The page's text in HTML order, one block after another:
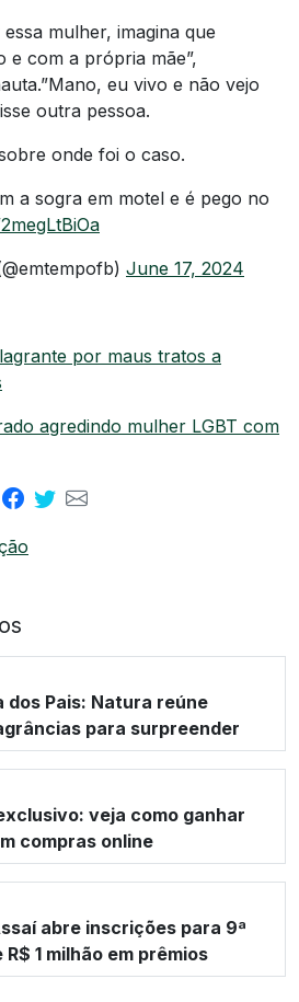
mulher, imagina que
e com a própria mãe”,
eu vivo e não vejo
outra pessoa.
onde foi o caso.
a sogra em motel e é pego no
June 17, 2024
por maus tratos a
agredindo mulher LGBT com
dos Pais: Natura reúne
para surpreender
veja como ganhar
compras online
abre inscrições para 9ª
1 milhão em prêmios